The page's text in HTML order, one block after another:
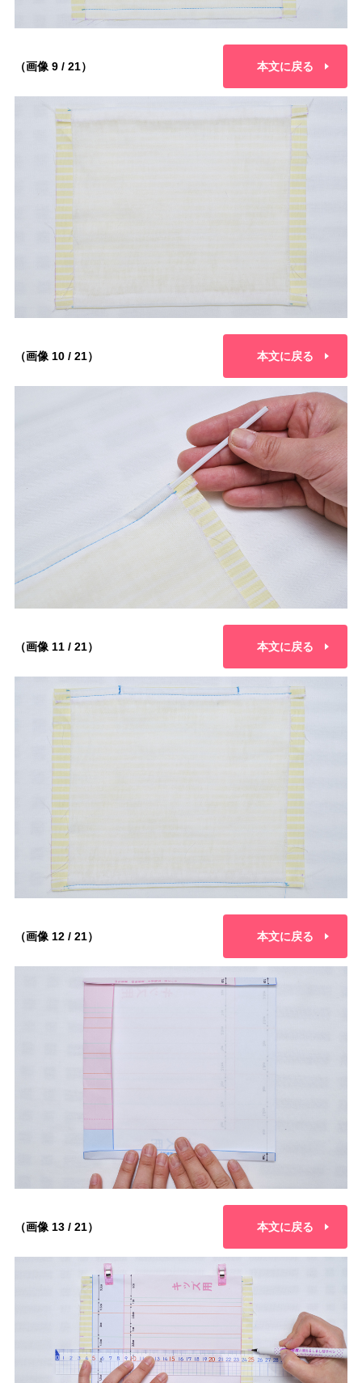
（画像 9 / 21） 本文に戻る
（画像 10 / 21） 本文に戻る
（画像 11 / 21） 本文に戻る
（画像 12 / 21） 本文に戻る
（画像 13 / 21） 本文に戻る